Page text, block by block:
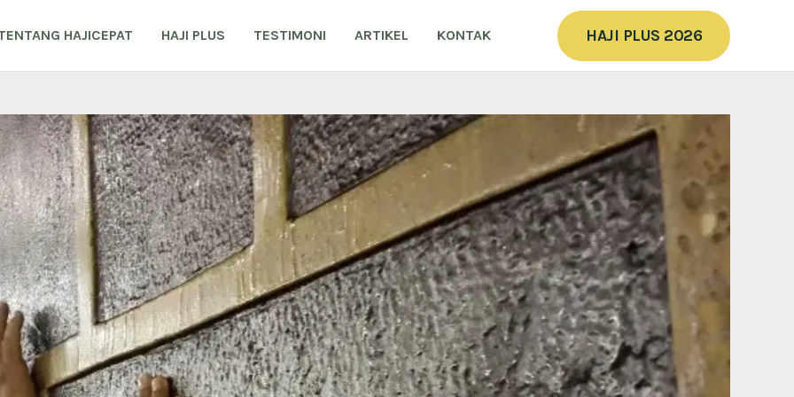
HAJICEPAT HAJI PLUS TESTIMONI ARTIKEL KONTAK HAJI PLUS 2026